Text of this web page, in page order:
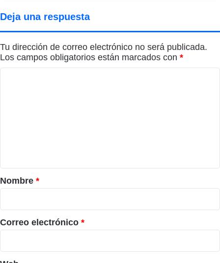
Deja una respuesta
Tu dirección de correo electrónico no será publicada.
Los campos obligatorios están marcados con *
r
i
o
*
Nombre *
Correo electrónico *